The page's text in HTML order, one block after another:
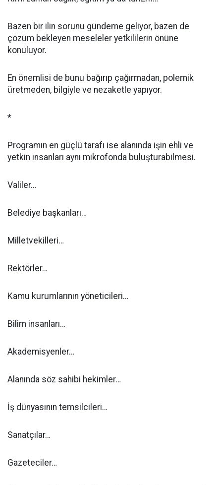
Bazen bir ilin sorunu gündeme geliyor, bazen de
çözüm bekleyen meseleler yetkililerin önüne
konuluyor.
En önemlisi de bunu bağırıp çağırmadan, polemik
üretmeden, bilgiyle ve nezaketle yapıyor.
*
Programın en güçlü tarafı ise alanında işin ehli ve
yetkin insanları aynı mikrofonda buluşturabilmesi.
Valiler…
Belediye başkanları…
Milletvekilleri…
Rektörler…
Kamu kurumlarının yöneticileri…
Bilim insanları…
Akademisyenler…
Alanında söz sahibi hekimler…
İş dünyasının temsilcileri…
Sanatçılar…
Gazeteciler…